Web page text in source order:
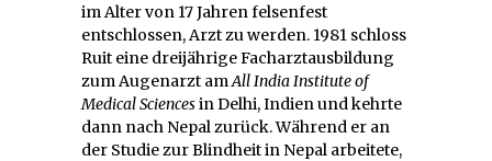
im Alter von 17 Jahren felsenfest
entschlossen, Arzt zu werden. 1981 schloss
Ruit eine dreijährige Facharztausbildung
zum Augenarzt amAll India Institute of
Medical Sciencesin Delhi, Indien und kehrte
dann nach Nepal zurück. Während er an
der Studie zur Blindheit in Nepal arbeitete,